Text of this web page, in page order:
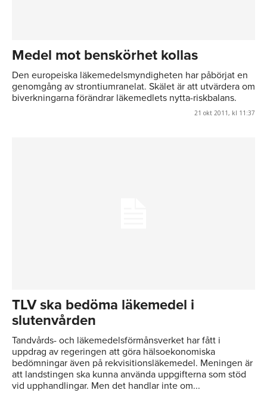
Medel mot benskörhet kollas
Den europeiska läkemedelsmyndigheten har påbörjat en
genomgång av strontiumranelat. Skälet är att utvärdera om
biverkningarna förändrar läkemedlets nytta-riskbalans.
21 okt 2011, kl 11:37
TLV ska bedöma läkemedel i
slutenvården
Tandvårds- och läkemedelsförmånsverket har fått i
uppdrag av regeringen att göra hälsoekonomiska
bedömningar även på rekvisitionsläkemedel. Meningen är
att landstingen ska kunna använda uppgifterna som stöd
vid upphandlingar. Men det handlar inte om...